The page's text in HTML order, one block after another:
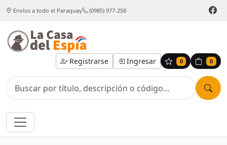
Envíos a todo el Paraguay (0985) 977-258
Registrarse Ingresar 0 0